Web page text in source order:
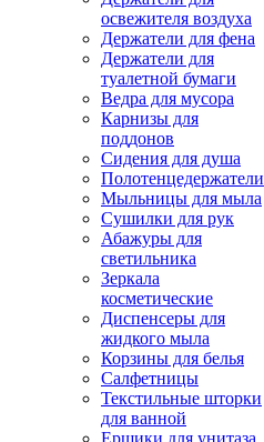
освежителя воздуха
Держатели для фена
Держатели для
туалетной бумаги
Ведра для мусора
Карнизы для
поддонов
Сидения для душа
Полотенцедержатели
Мыльницы для мыла
Сушилки для рук
Абажуры для
светильника
Зеркала
косметические
Диспенсеры для
жидкого мыла
Корзины для белья
Салфетницы
Текстильные шторки
для ванной
Ершики для унитаза